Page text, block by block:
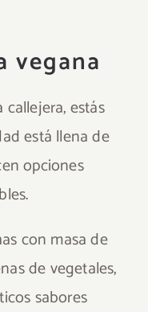
vegana
estás
está llena de
opciones
con masa de
de vegetales,
sabores